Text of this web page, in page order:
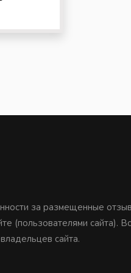
за размещенные
(пользователями сайта).
сайта.